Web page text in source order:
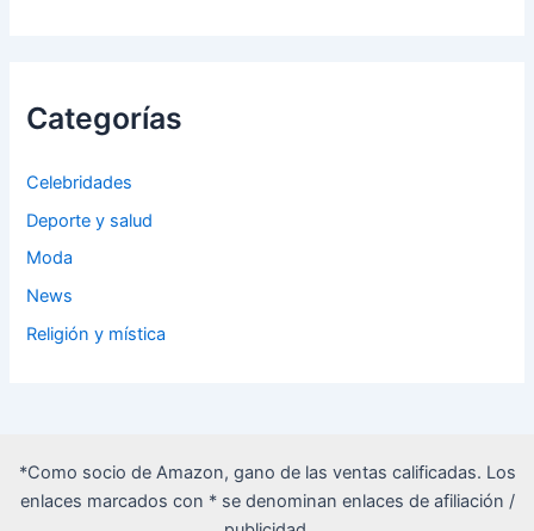
Categorías
Celebridades
Deporte y salud
Moda
News
Religión y mística
*Como socio de Amazon, gano de las ventas calificadas. Los
enlaces marcados con * se denominan enlaces de afiliación /